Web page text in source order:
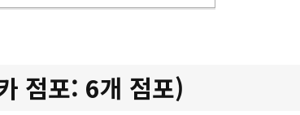
점포: 6개 점포)